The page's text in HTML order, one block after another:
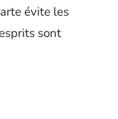
évite les
sont